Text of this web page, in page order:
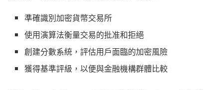
準確識別加密貨幣交易所
使用演算法衡量交易的批准和拒絕
創建分數系統，評估用戶面臨的加密風險
獲得基準評級，以便與金融機構群體比較